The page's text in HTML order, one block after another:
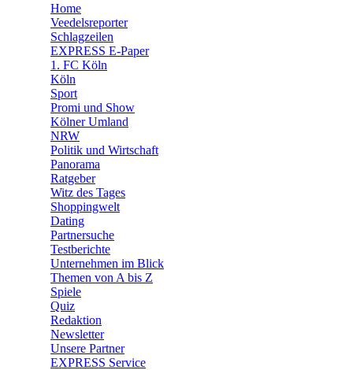
🛒 Shoppingwelt
Home
Veedelsreporter
Schlagzeilen
EXPRESS E-Paper
1. FC Köln
Köln
Sport
Promi und Show
Kölner Umland
NRW
Politik und Wirtschaft
Panorama
Ratgeber
Witz des Tages
Shoppingwelt
Dating
Partnersuche
Testberichte
Unternehmen im Blick
Themen von A bis Z
Spiele
Quiz
Redaktion
Newsletter
Unsere Partner
EXPRESS Service